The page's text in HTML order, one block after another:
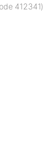
412341)